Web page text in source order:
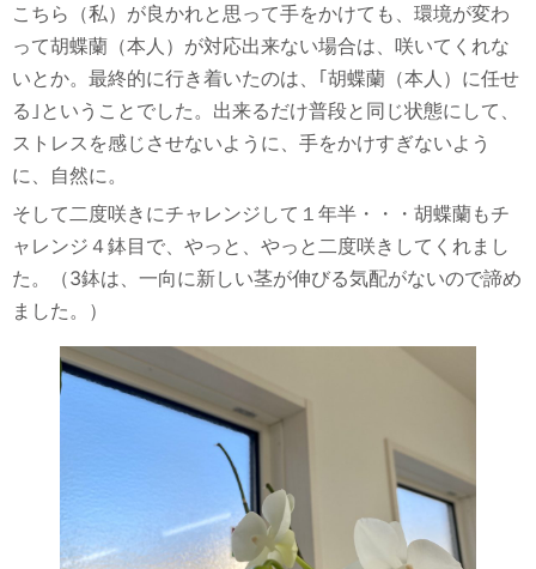
こちら（私）が良かれと思って手をかけても、環境が変わ
って胡蝶蘭（本人）が対応出来ない場合は、咲いてくれな
いとか。 最終的に行き着いたのは、｢胡蝶蘭（本人）に任せ
る｣ということでした。 出来るだけ普段と同じ状態にして、
ストレスを感じさせないように、手をかけすぎないよう
に、自然に。
そして二度咲きにチャレンジして１年半・・・ 胡蝶蘭もチ
ャレンジ４鉢目で、やっと、やっと二度咲きしてくれまし
た。
（3鉢は、一向に新しい茎が伸びる気配がないので諦め
ました。）